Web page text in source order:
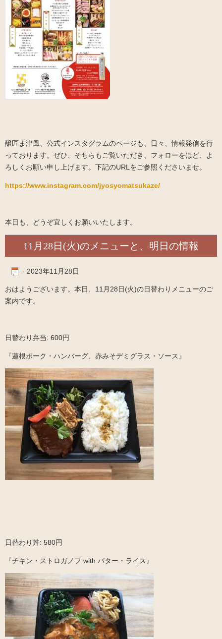
醸匠ま津風、公式インスタグラムのページも、日々、情報発信を行
っております。ぜひ、そちらもご覧いただき、フォローをほど、よ
ろしくお願い申し上げます。下記のURLをご参照くださいませ。
https://www.instagram.com/jyosyomatsukaze/
本日も、どうぞ宜しくお願いいたします。
11月28日(火)のメニューと、明日の情報
- 2023年11月28日
おはようございます。本日、11月28日(火)の日替わりメニューのご
案内です。
日替わり弁当: 600円
『蓮根ポーク・ハンバーグ、赤みそデミグラス・ソース』
日替わり丼: 580円
『チキン・ストロガノフ with バター・ライス』